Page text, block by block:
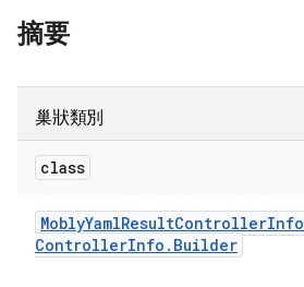
摘要
巢狀類別
class
MoblyYamlResultControllerInfo
ControllerInfo . Builder